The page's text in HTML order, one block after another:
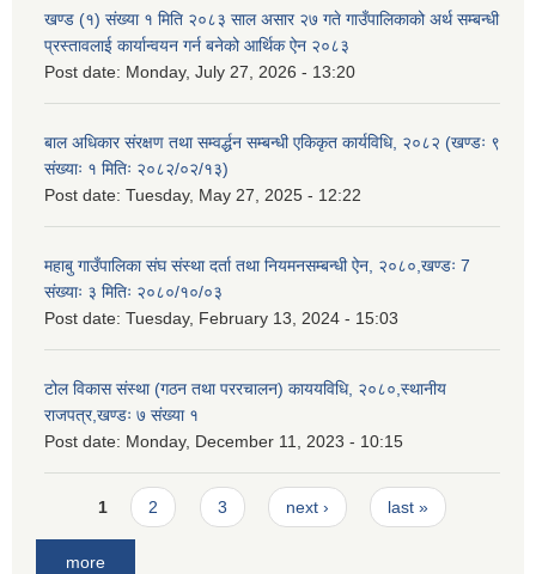
खण्ड (१) संख्या १ मिति २०८३ साल असार २७ गते गाउँपालिकाको अर्थ सम्बन्धी
प्रस्तावलाई कार्यान्वयन गर्न बनेको आर्थिक ऐन २०८३
Post date: Monday, July 27, 2026 - 13:20
बाल अधिकार संरक्षण तथा सम्वर्द्धन सम्बन्धी एकिकृत कार्यविधि, २०८२ (खण्डः ९
संख्याः १ मितिः २०८२/०२/१३)
Post date: Tuesday, May 27, 2025 - 12:22
महाबु गाउँपालिका संघ संस्था दर्ता तथा नियमनसम्बन्धी ऐन, २०८०,खण्डः 7
संख्याः ३ मितिः २०८०/१०/०३
Post date: Tuesday, February 13, 2024 - 15:03
टोल विकास संस्था (गठन तथा पररचालन) काययविधि, २०८०,स्थानीय
राजपत्र,खण्डः ७ संख्या १
Post date: Monday, December 11, 2023 - 10:15
Pages
1 2 3 next › last »
more